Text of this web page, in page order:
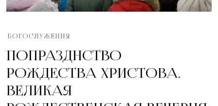
БОГОСЛУЖЕНИЯ
ПОПРАЗДНСТВО
РОЖДЕСТВА ХРИСТОВА.
ВЕЛИКАЯ